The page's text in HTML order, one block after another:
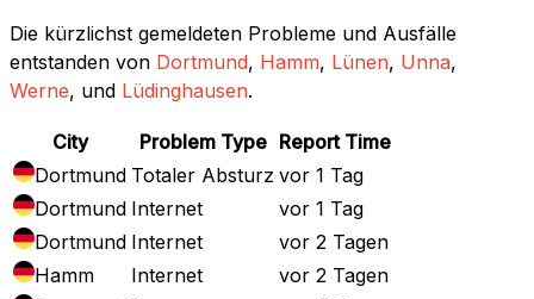
Die kürzlichst gemeldeten Probleme und Ausfälle
entstanden von Dortmund, Hamm, Lünen, Unna,
Werne, und Lüdinghausen.
City Problem Type Report Time
Dortmund Totaler Absturz vor 1 Tag
Dortmund Internet
vor 1 Tag
Dortmund Internet
vor 2 Tagen
Hamm
Internet
vor 2 Tagen